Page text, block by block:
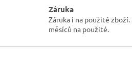
Záruka
Záruka i na použité
měsíců na použité.